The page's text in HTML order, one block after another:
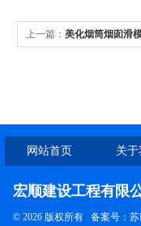
上一篇： 美化烟筒烟囱滑
网站首页 关
宏顺建设工程有限
© 2026 版权所有 备案号：苏